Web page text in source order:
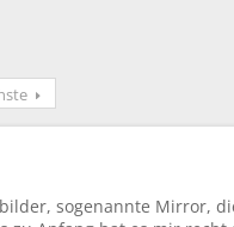
sogenannte Mirror,